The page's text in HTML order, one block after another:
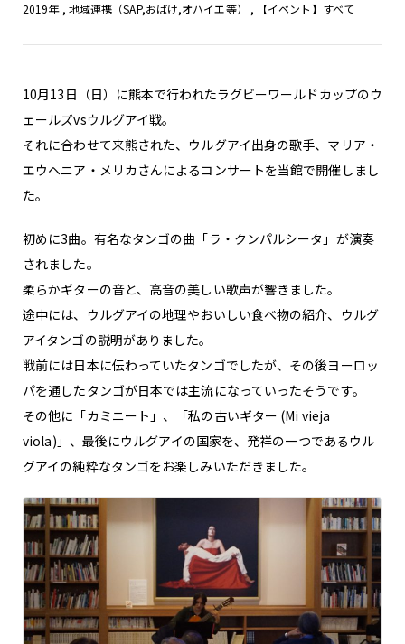
2019年, 地域連携（SAP,おばけ,オハイエ等） , 【イベント】すべて
10月13日（日）に熊本で行われたラグビーワールドカップのウ
ェールズvsウルグアイ戦。
それに合わせて来熊された、ウルグアイ出身の歌手、マリア・
エウヘニア・メリカさんによるコンサートを当館で開催しまし
た。
初めに3曲。有名なタンゴの曲「ラ・クンパルシータ」が演奏
されました。
柔らかギターの音と、高音の美しい歌声が響きました。
途中には、ウルグアイの地理やおいしい食べ物の紹介、ウルグ
アイタンゴの説明がありました。
戦前には日本に伝わっていたタンゴでしたが、その後ヨーロッ
パを通したタンゴが日本では主流になっていったそうです。
その他に「カミニート」、「私の古いギター (Mi vieja
viola)」、最後にウルグアイの国家を、発祥の一つであるウル
グアイの純粋なタンゴをお楽しみいただきました。